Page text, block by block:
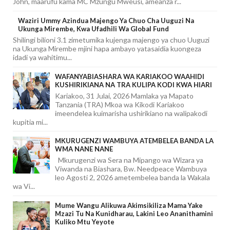
Waziri Ummy Azindua Majengo Ya Chuo Cha Uuguzi Na
Ukunga Mirembe, Kwa Ufadhili Wa Global Fund
Shilingi bilioni 3.1 zimetumika kujenga majengo ya chuo Uuguzi
na Ukunga Mirembe mjini hapa ambayo yatasaidia kuongeza
idadi ya wahitimu...
WAFANYABIASHARA WA KARIAKOO WAAHIDI
KUSHIRIKIANA NA TRA KULIPA KODI KWA HIARI
Kariakoo, 31 Julai, 2026 Mamlaka ya Mapato
Tanzania (TRA) Mkoa wa Kikodi Kariakoo
imeendelea kuimarisha ushirikiano na walipakodi
kupitia mi...
MKURUGENZI WAMBUYA ATEMBELEA BANDA LA
WMA NANE NANE
Mkurugenzi wa Sera na Mipango wa Wizara ya
Viwanda na Biashara, Bw. Needpeace Wambuya
leo Agosti 2, 2026 ametembelea banda la Wakala
wa Vi...
Mume Wangu Alikuwa Akimsikiliza Mama Yake
Mzazi Tu Na Kunidharau, Lakini Leo Ananithamini
Kuliko Mtu Yeyote